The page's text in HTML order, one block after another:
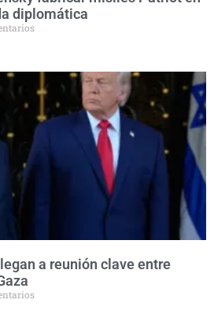
diplomática
a reunión clave entre